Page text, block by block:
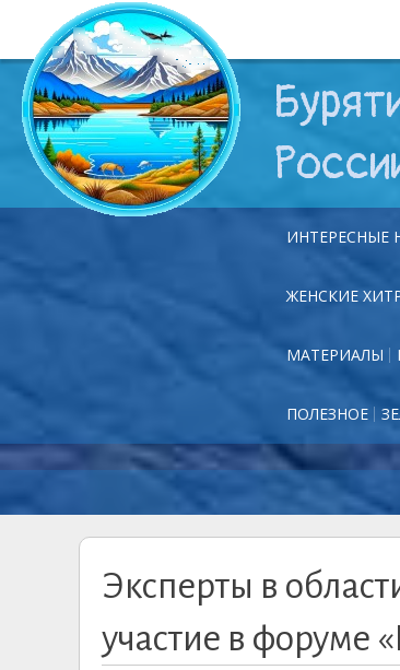
ИНТЕРЕСНЫЕ
ЖЕНСКИЕ
МАТЕРИАЛЫ
ПОЛЕЗНОЕ
Эксперты в
участие в форуме